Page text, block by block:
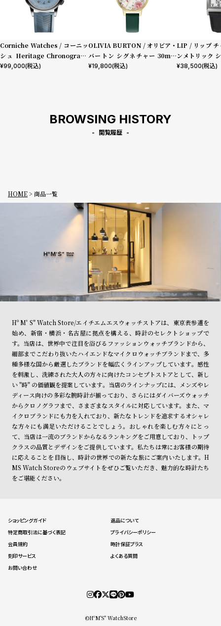
Corniche Watches / コーニッ
シュ Heritage Chronograph
Visage ステンレス
¥99,000(税込)
OLIVIA BURTON / オリビア・
バートン シグネチャー 30mm
イラストレイテッド フローラル
¥19,800(税込)
LIP / リップ
ンメトリック
型押しレザー
¥38,500(税込)
BROWSING HISTORY
閲覧履歴
HOME 商品一覧
Hº M' S" Watch Store/エイチエムエスウォッチストアは、東京表参道を
始め、新宿・横浜・名古屋に拠点を構える、時計のセレクトショップで
す。当店は、世界中で注目を浴びるファッションウォッチブランドから、
細部までこだわり抜いたハイエンドなマイクロウォッチブランドまで、多
種多様な国から厳選したブランドを幅広くラインアップしています。感性
を刺激し、洗練された大人の方々に向けたコンセプトストアとして、新し
い "時" の価値観を提案しています。当店のラインナップには、メンズやレ
ディース向けの多彩な腕時計が揃っており、さらにはダイバーズウォッチ
からクロノグラフまで、さまざまなスタイルに対応しています。また、マ
イクロブランドにも力を入れており、新たなトレンドを追求するオシャレ
な方々にも満足いただけることでしょう。おしゃれを楽しむ方々にとっ
て、当店は一流のブランドからなるランキングをご用意しており、トップ
クラスの品質とデザインをご提供しています。私たちは常にお客様の期待
に応えることを目指し、時計の世界での新たな旅にご案内いたします。H
MS Watch Storeのウェブサイトをぜひご覧いただき、魅力的な時計たち
をご堪能ください。
ショッピングガイド
返品について
特定商取引法に基づく表記
プライバシーポリシー
会員規約
時計保証プラス
刻印サービス
よくある質問
お問い合わせ
©HºM'S" WatchStore